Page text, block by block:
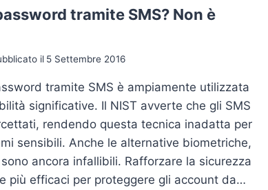
tramite SMS? Non è
il 5 Settembre 2016
tramite SMS è ampiamente utilizzata
significative. Il NIST avverte che gli SMS
rendendo questa tecnica inadatta per
sensibili. Anche le alternative biometriche,
ancora infallibili. Rafforzare la sicurezza
più efficaci per proteggere gli account da…